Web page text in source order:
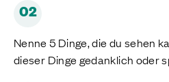
02
Nenne 5 Dinge, die du sehen
dieser Dinge gedanklich oder